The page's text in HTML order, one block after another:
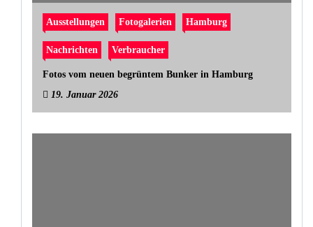
Ausstellungen Fotogalerien Hamburg
Nachrichten Verbraucher
Fotos vom neuen begrüntem Bunker in Hamburg
19. Januar 2026